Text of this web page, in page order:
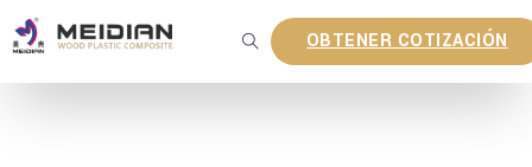
OBTENER COTIZACIÓN